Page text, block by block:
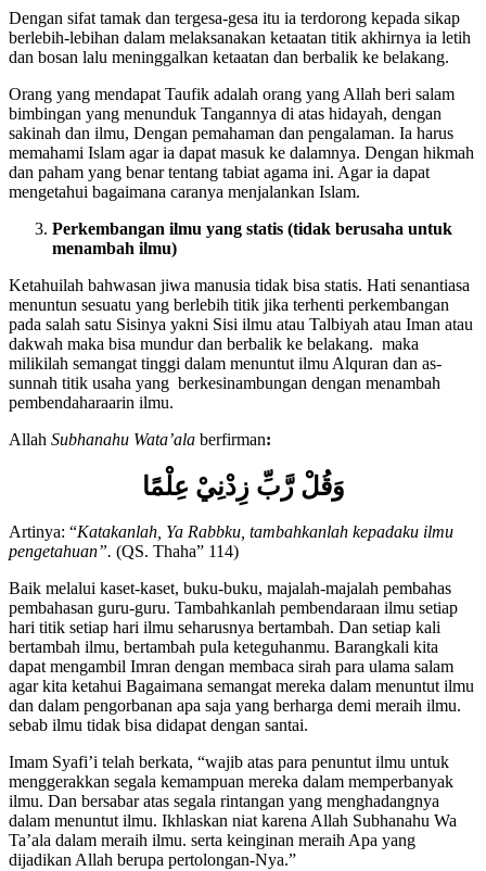
Dengan sifat tamak dan tergesa-gesa itu ia terdorong kepada sikap
berlebih-lebihan dalam melaksanakan ketaatan titik akhirnya ia letih
Orang yang mendapat Taufik adalah orang yang Allah beri salam
bimbingan yang menunduk Tangannya di atas hidayah, dengan
sakinah dan ilmu, Dengan pemahaman dan pengalaman. Ia harus
memahami Islam agar ia dapat masuk ke dalamnya. Dengan hikmah
dan paham yang benar tentang tabiat agama ini. Agar ia dapat
Perkembangan ilmu yang statis (tidak berusaha untuk
Ketahuilah bahwasan jiwa manusia tidak bisa statis. Hati senantiasa
menuntun sesuatu yang berlebih titik jika terhenti perkembangan
pada salah satu Sisinya yakni Sisi ilmu atau Talbiyah atau Iman atau
dakwah maka bisa mundur dan berbalik ke belakang. maka
milikilah semangat tinggi dalam menuntut ilmu Alquran dan as-
sunnah titik usaha yang berkesinambungan dengan menambah
وَقُلْ رَّبِّ زِدْنِيْ عِلْمًا
Artinya: “Katakanlah, Ya Rabbku, tambahkanlah kepadaku ilmu
Baik melalui kaset-kaset, buku-buku, majalah-majalah pembahas
pembahasan guru-guru. Tambahkanlah pembendaraan ilmu setiap
hari titik setiap hari ilmu seharusnya bertambah. Dan setiap kali
bertambah ilmu, bertambah pula keteguhanmu. Barangkali kita
dapat mengambil Imran dengan membaca sirah para ulama salam
agar kita ketahui Bagaimana semangat mereka dalam menuntut ilmu
dan dalam pengorbanan apa saja yang berharga demi meraih ilmu.
Imam Syafi’i telah berkata, “wajib atas para penuntut ilmu untuk
menggerakkan segala kemampuan mereka dalam memperbanyak
ilmu. Dan bersabar atas segala rintangan yang menghadangnya
dalam menuntut ilmu. Ikhlaskan niat karena Allah Subhanahu Wa
Ta’ala dalam meraih ilmu. serta keinginan meraih Apa yang